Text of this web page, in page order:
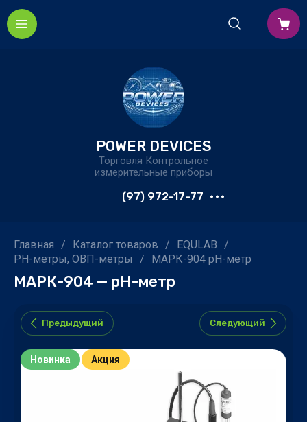
POWER DEVICES
Торговля Контрольное
измерительные приборы
(97) 972-17-77
Главная / Каталог товаров / EQULAB /
PH-метры, ОВП-метры
/ МАРК-904 рН-метр
МАРК-904 — pH-метр
Предыдущий Следующий
Новинка Акция